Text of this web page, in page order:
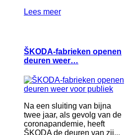
Lees meer
ŠKODA-fabrieken openen
deuren weer…
Na een sluiting van bijna
twee jaar, als gevolg van de
coronapandemie, heeft
ŠKODA de deuren van zij...